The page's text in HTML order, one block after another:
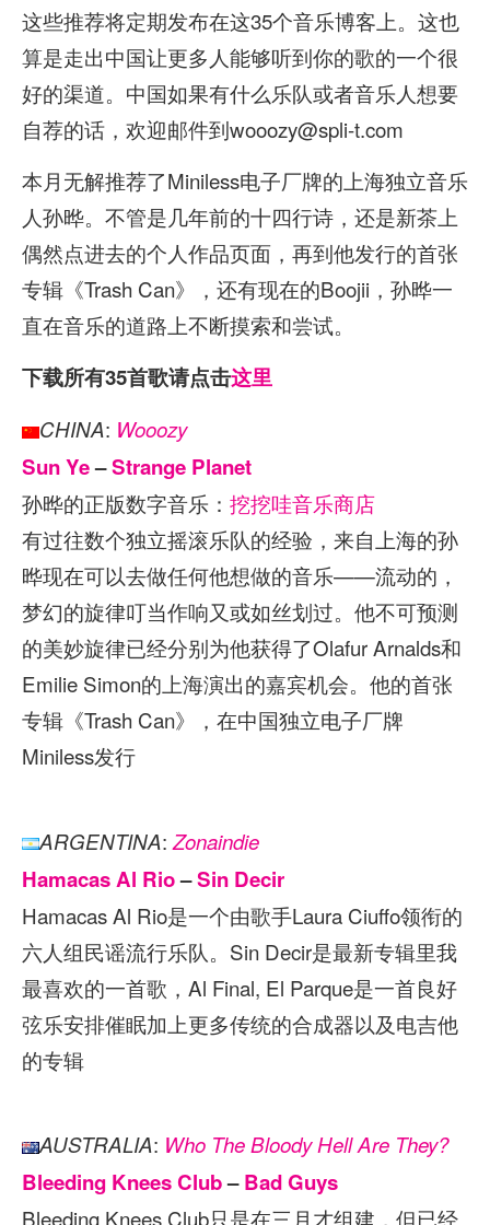
这些推荐将定期发布在这35个音乐博客上。这也
算是走出中国让更多人能够听到你的歌的一个很
好的渠道。中国如果有什么乐队或者音乐人想要
自荐的话，欢迎邮件到wooozy@spli-t.com
本月无解推荐了Miniless电子厂牌的上海独立音乐
人孙晔。不管是几年前的十四行诗，还是新茶上
偶然点进去的个人作品页面，再到他发行的首张
专辑《Trash Can》，还有现在的Boojii，孙晔一
直在音乐的道路上不断摸索和尝试。
下载所有35首歌请点击这里
CHINA: Wooozy
Sun Ye–Strange Planet
孙晔的正版数字音乐： 挖挖哇音乐商店
有过往数个独立摇滚乐队的经验，来自上海的孙
晔现在可以去做任何他想做的音乐——流动的，
梦幻的旋律叮当作响又或如丝划过。他不可预测
的美妙旋律已经分别为他获得了Olafur Arnalds和
Emilie Simon的上海演出的嘉宾机会。他的首张
专辑《Trash Can》，在中国独立电子厂牌
Miniless发行
ARGENTINA: Zonaindie
Hamacas Al Rio–Sin Decir
Hamacas Al Rio是一个由歌手Laura Ciuffo领衔的
六人组民谣流行乐队。Sin Decir是最新专辑里我
最喜欢的一首歌，Al Final, El Parque是一首良好
弦乐安排催眠加上更多传统的合成器以及电吉他
的专辑
AUSTRALIA: Who The Bloody Hell Are They?
Bleeding Knees Club–Bad Guys
Bleeding Knees Club只是在三月才组建，但已经